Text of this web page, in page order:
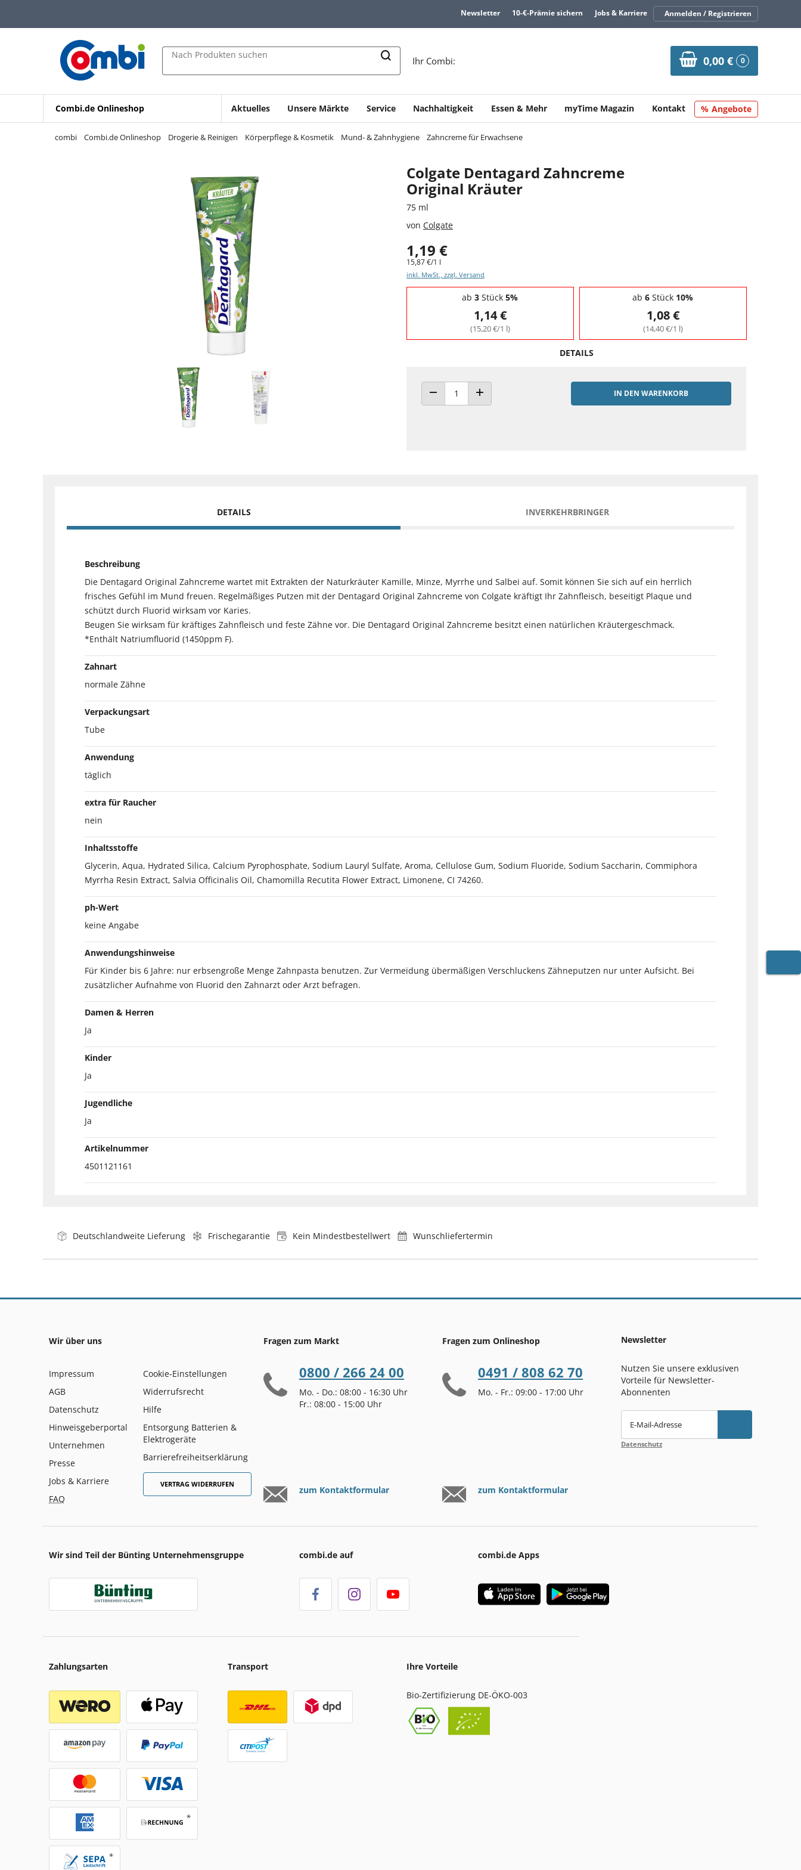
Zur Navigation springen
Zur Suche springen
Newsletter 10-€-Prämie sichern Jobs & Karriere Anmelden / Registrieren
Nach Produkten suchen
Ihr Combi: 0,00 € 0
Combi.de Onlineshop Aktuelles Unsere Märkte Service Nachhaltigkeit Essen & Mehr myTime Magazin Kontakt Angebote
combi Combi.de Onlineshop Drogerie & Reinigen Körperpflege & Kosmetik Mund- & Zahnhygiene Zahncreme für Erwachsene
Colgate Dentagard Zahncreme
Original Kräuter
75 ml
von Colgate
1,19 €
15,87 €/1 l
inkl. MwSt., zzgl. Versand
Staffelpreise - Mengenrabatt
ab 3 Stück 5%
1,14 €
(15,20 €/1 l)
ab 6 Stück 10%
1,08 €
(14,40 €/1 l)
DETAILS
ANZAHL VERRINGERNANZAHL ERHÖHEN
IN DEN WARENKORB
DETAILS INVERKEHRBRINGER
Beschreibung
Die Dentagard Original Zahncreme wartet mit Extrakten der Naturkräuter Kamille, Minze, Myrrhe und Salbei auf. Somit können Sie sich auf ein herrlich
frisches Gefühl im Mund freuen. Regelmäßiges Putzen mit der Dentagard Original Zahncreme von Colgate kräftigt Ihr Zahnfleisch, beseitigt Plaque und
schützt durch Fluorid wirksam vor Karies.
Beugen Sie wirksam für kräftiges Zahnfleisch und feste Zähne vor. Die Dentagard Original Zahncreme besitzt einen natürlichen Kräutergeschmack.
*Enthält Natriumfluorid (1450ppm F).
Zahnart
normale Zähne
Verpackungsart
Tube
Anwendung
täglich
extra für Raucher
nein
Inhaltsstoffe
Glycerin, Aqua, Hydrated Silica, Calcium Pyrophosphate, Sodium Lauryl Sulfate, Aroma, Cellulose Gum, Sodium Fluoride, Sodium Saccharin, Commiphora
Myrrha Resin Extract, Salvia Officinalis Oil, Chamomilla Recutita Flower Extract, Limonene, CI 74260.
ph-Wert
keine Angabe
Anwendungshinweise
Für Kinder bis 6 Jahre: nur erbsengroße Menge Zahnpasta benutzen. Zur Vermeidung übermäßigen Verschluckens Zähneputzen nur unter Aufsicht. Bei
zusätzlicher Aufnahme von Fluorid den Zahnarzt oder Arzt befragen.
Damen & Herren
Ja
Kinder
Ja
Jugendliche
Ja
Artikelnummer
4501121161
Deutschlandweite Lieferung Frischegarantie Kein Mindestbestellwert Wunschliefertermin
Wir über uns
Impressum
AGB
Datenschutz
Hinweisgeberportal
Unternehmen
Presse
Jobs & Karriere
FAQ
Cookie-Einstellungen
Widerrufsrecht
Hilfe
Entsorgung Batterien &
Elektrogeräte
Barrierefreiheitserklärung
VERTRAG WIDERRUFEN
Fragen zum Markt
0800 / 266 24 00
Mo. - Do.: 08:00 - 16:30 Uhr
Fr.: 08:00 - 15:00 Uhr
zum Kontaktformular
Fragen zum Onlineshop
0491 / 808 62 70
Mo. - Fr.: 09:00 - 17:00 Uhr
zum Kontaktformular
Newsletter
Nutzen Sie unsere exklusiven
Vorteile für Newsletter-
Abonnenten
E-Mail-Adresse
Datenschutz
Wir sind Teil der Bünting Unternehmensgruppe combi.de auf combi.de Apps
Zahlungsarten Transport Ihre Vorteile
Bio-Zertifizierung DE-ÖKO-003